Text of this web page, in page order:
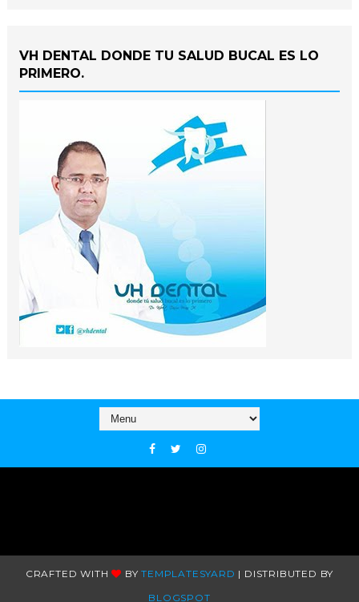
VH DENTAL DONDE TU SALUD BUCAL ES LO
PRIMERO.
CRAFTED WITH BYTEMPLATESYARD | DISTRIBUTED BY
BLOGSPOT